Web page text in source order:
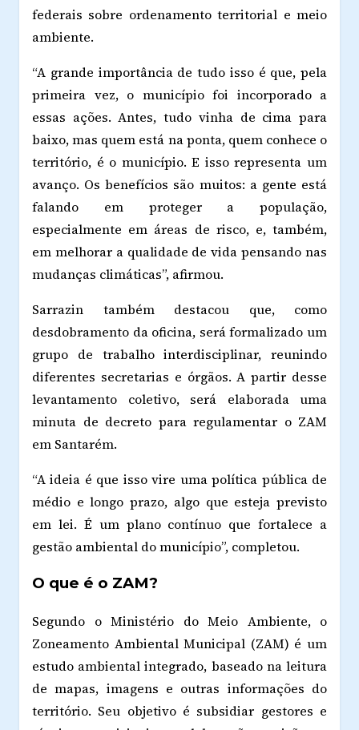
federais sobre ordenamento territorial e meio
ambiente.
“A grande importância de tudo isso é que, pela
primeira vez, o município foi incorporado a
essas ações. Antes, tudo vinha de cima para
baixo, mas quem está na ponta, quem conhece o
território, é o município. E isso representa um
avanço. Os benefícios são muitos: a gente está
falando em proteger a população,
especialmente em áreas de risco, e, também,
em melhorar a qualidade de vida pensando nas
mudanças climáticas”, afirmou.
Sarrazin também destacou que, como
desdobramento da oficina, será formalizado um
grupo de trabalho interdisciplinar, reunindo
diferentes secretarias e órgãos. A partir desse
levantamento coletivo, será elaborada uma
minuta de decreto para regulamentar o ZAM
em Santarém.
“A ideia é que isso vire uma política pública de
médio e longo prazo, algo que esteja previsto
em lei. É um plano contínuo que fortalece a
gestão ambiental do município”, completou.
O que é o ZAM?
Segundo o Ministério do Meio Ambiente, o
Zoneamento Ambiental Municipal (ZAM) é um
estudo ambiental integrado, baseado na leitura
de mapas, imagens e outras informações do
território. Seu objetivo é subsidiar gestores e